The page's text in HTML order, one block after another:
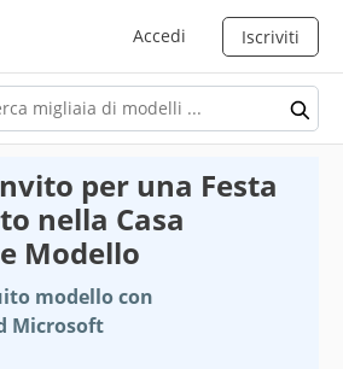
Accedi Iscriviti
per una Festa
nella Casa
Modello
modello con
Microsoft